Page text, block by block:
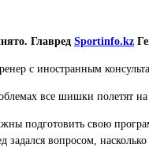
Главред Sportinfo.kz
с иностранным
все шишки полетят на
подготовить свою
задался вопросом,